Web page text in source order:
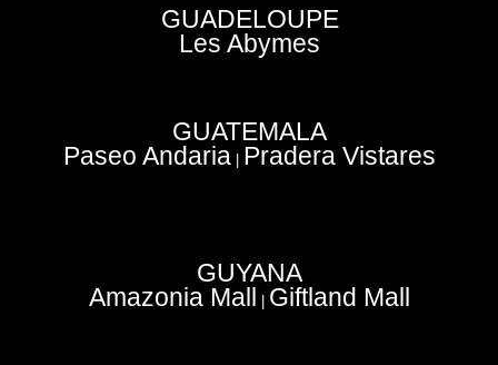
GUADELOUPE
Les Abymes
GUATEMALA
Paseo Andaria Pradera Vistares
GUYANA
Amazonia Mall Giftland Mall